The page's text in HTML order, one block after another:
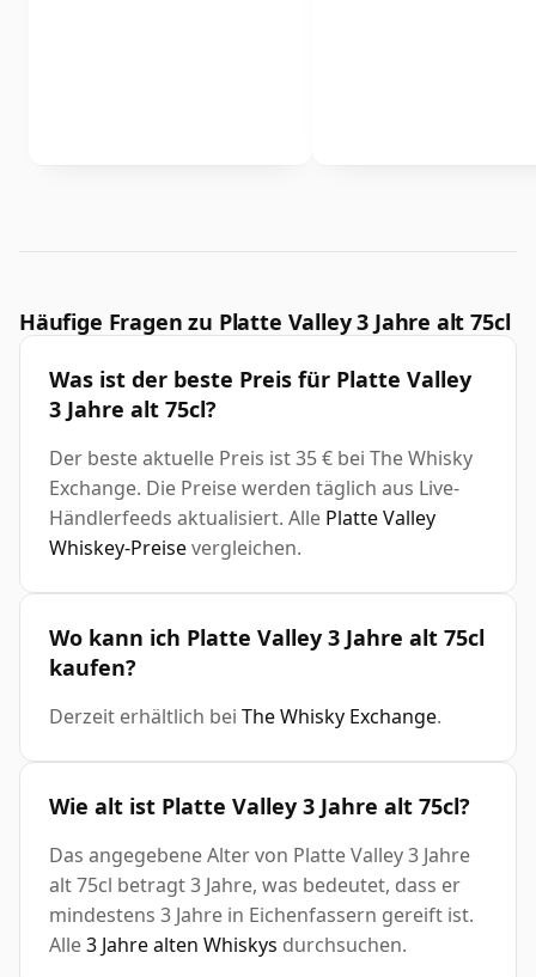
Häufige Fragen zu Platte Valley 3 Jahre alt 75cl
Was ist der beste Preis für Platte Valley
3 Jahre alt 75cl?
Der beste aktuelle Preis ist 35 € bei The Whisky
Exchange. Die Preise werden täglich aus Live-
Händlerfeeds aktualisiert. Alle Platte Valley
Whiskey-Preisevergleichen.
Wo kann ich Platte Valley 3 Jahre alt 75cl
kaufen?
Derzeit erhältlich bei The Whisky Exchange.
Wie alt ist Platte Valley 3 Jahre alt 75cl?
Das angegebene Alter von Platte Valley 3 Jahre
alt 75cl betragt 3 Jahre, was bedeutet, dass er
mindestens 3 Jahre in Eichenfassern gereift ist.
Alle3 Jahre alten Whiskys durchsuchen.